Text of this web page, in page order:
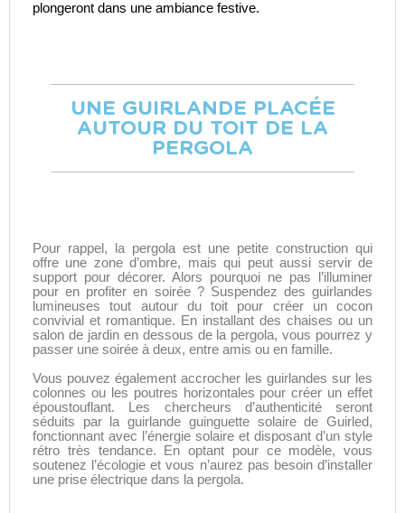
plongeront dans une ambiance festive.
UNE GUIRLANDE PLACÉE
AUTOUR DU TOIT DE LA
PERGOLA
Pour rappel, la pergola est une petite construction qui
offre une zone d’ombre, mais qui peut aussi servir de
support pour décorer. Alors pourquoi ne pas l’illuminer
pour en profiter en soirée ? Suspendez des guirlandes
lumineuses tout autour du toit pour créer un cocon
convivial et romantique. En installant des chaises ou un
salon de jardin en dessous de la pergola, vous pourrez y
passer une soirée à deux, entre amis ou en famille.
Vous pouvez également accrocher les guirlandes sur les
colonnes ou les poutres horizontales pour créer un effet
époustouflant. Les chercheurs d’authenticité seront
séduits par la guirlande guinguette solairede Guirled,
fonctionnant avec l’énergie solaire et disposant d’un style
rétro très tendance. En optant pour ce modèle, vous
soutenez l’écologie et vous n’aurez pas besoin d’installer
une prise électrique dans la pergola.